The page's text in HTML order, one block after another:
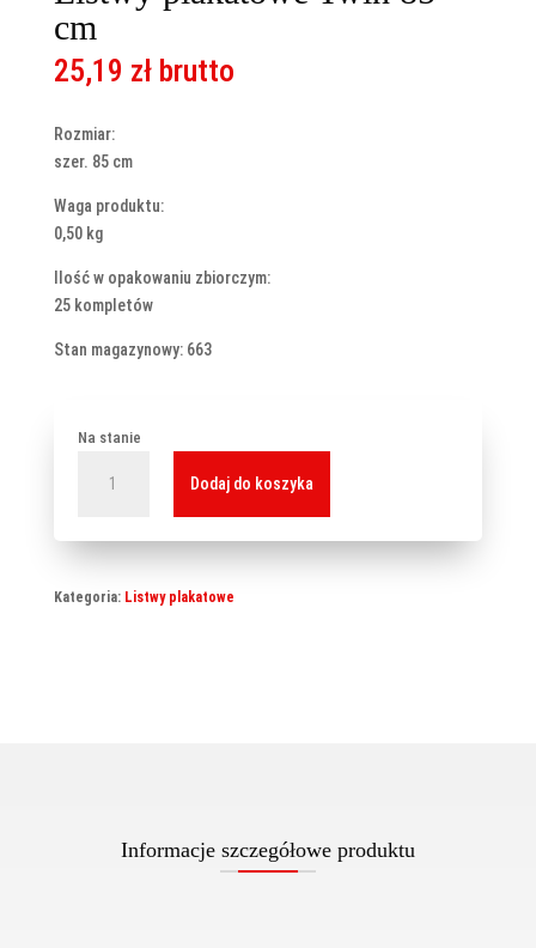
cm
25,19 zł brutto
Rozmiar:
szer. 85 cm
Waga produktu:
0,50 kg
Ilość w opakowaniu zbiorczym:
25 kompletów
Stan magazynowy: 663
Na stanie
Listwy
Twin
cm
Dodaj do koszyka
Kategoria: Listwy plakatowe
Informacje szczegółowe produktu